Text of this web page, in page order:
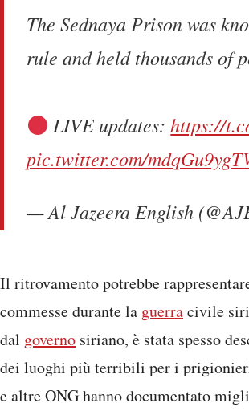
The Sednaya Prison was
rule and held thousands of
LIVE updates:https://
pic.twitter.com/
— Al Jazeera English
Il ritrovamento potrebbe
commesse durante la guerracivile
dal governo siriano, è stata spesso
dei luoghi più terribili per i
e altre ONG hanno documentato